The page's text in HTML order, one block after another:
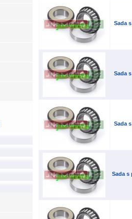
Sada
Sada
Sada
Sada s